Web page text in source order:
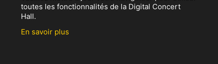
toutes les fonctionnalités de la Digital Concert
Hall.
En savoir plus